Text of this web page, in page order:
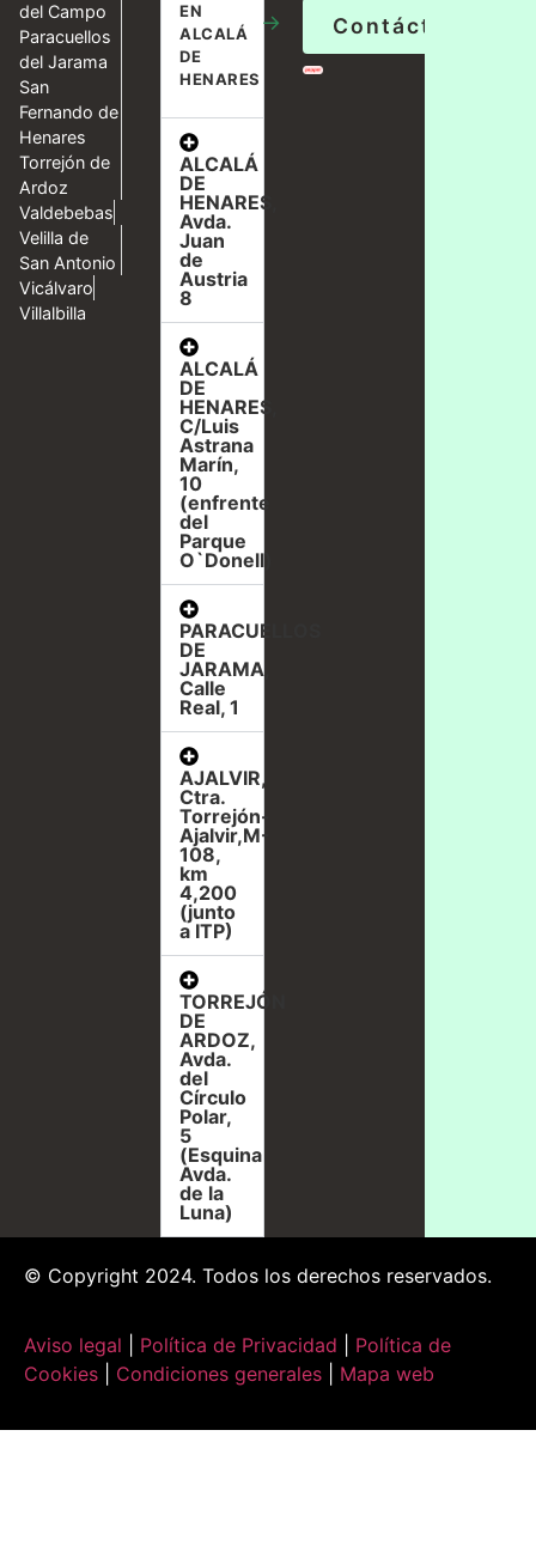
del Campo
Paracuellos
del Jarama
San
Fernando de
Henares
Torrejón de
Ardoz
Valdebebas
Velilla de
San Antonio
Vicálvaro
Villalbilla
EN
ALCALÁ
DE
HENARES
→
ALCALÁ
DE
HENARES,
Avda.
Juan
de
Austria
8
ALCALÁ
DE
HENARES,
C/Luis
Astrana
Marín,
10
(enfrente
del
Parque
O`Donell)
PARACUELLOS
DE
JARAMA,
Calle
Real, 1
AJALVIR,
Ctra.
Torrejón-
Ajalvir,M-
108,
km
4,200
(junto
a ITP)
TORREJÓN
DE
ARDOZ,
Avda.
del
Círculo
Polar,
5
(Esquina
Avda.
de la
Luna)
Contáctanos
© Copyright 2024. Todos los derechos reservados.
Aviso legal Política de Privacidad
Política de
Cookies
Condiciones generales Mapa web